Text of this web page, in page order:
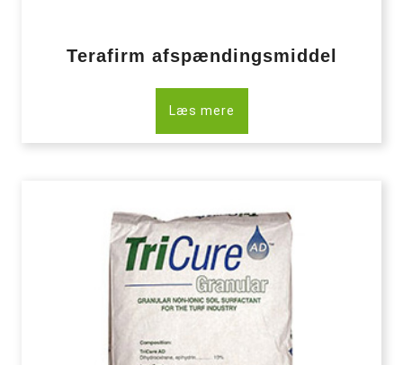
Terafirm afspændingsmiddel
Læs mere